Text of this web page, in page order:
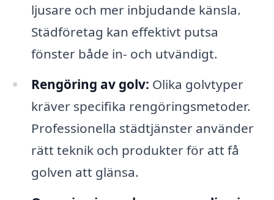
ljusare och mer inbjudande känsla.
Städföretag kan effektivt putsa
fönster både in- och utvändigt.
Rengöring av golv: Olika golvtyper
kräver specifika rengöringsmetoder.
Professionella städtjänster använder
rätt teknik och produkter för att få
golven att glänsa.